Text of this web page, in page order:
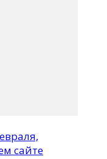
сайте